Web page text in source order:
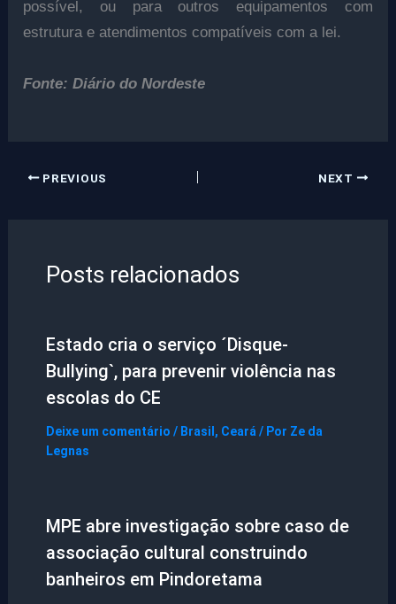
possível, ou para outros equipamentos com
estrutura e atendimentos compatíveis com a lei.
Fonte: Diário do Nordeste
PREVIOUS NEXT
Posts relacionados
Estado cria o serviço ´Disque-
Bullying`, para prevenir violência nas
escolas do CE
Deixe um comentário / Brasil, Ceará / Por Ze da
Legnas
MPE abre investigação sobre caso de
associação cultural construindo
banheiros em Pindoretama